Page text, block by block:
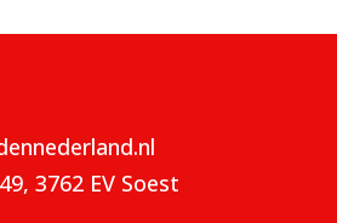
3762 EV Soest